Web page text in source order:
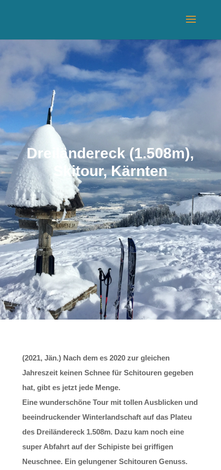
Dreiländereck (1.508m),
Skitour, Kärnten
(2021, Jän.) Nach dem es 2020 zur gleichen
Jahreszeit keinen Schnee für Schitouren gegeben
hat, gibt es jetzt jede Menge.
Eine wunderschöne Tour mit tollen Ausblicken und
beeindruckender Winterlandschaft auf das Plateu
des Dreiländereck 1.508m. Dazu kam noch eine
super Abfahrt auf der Schipiste bei griffigen
Neuschnee. Ein gelungener Schitouren Genuss.